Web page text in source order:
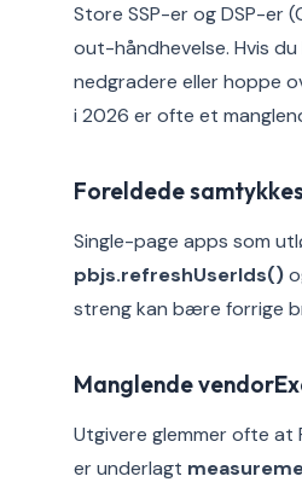
Store SSP-er og DSP-er
out-håndhevelse. Hvis
nedgradere eller hoppe
i 2026 er ofte et
Foreldede
Single-page apps som
pbjs.refreshUserIds()
streng kan bære forrige
Manglende
Utgivere glemmer ofte
er underlagt